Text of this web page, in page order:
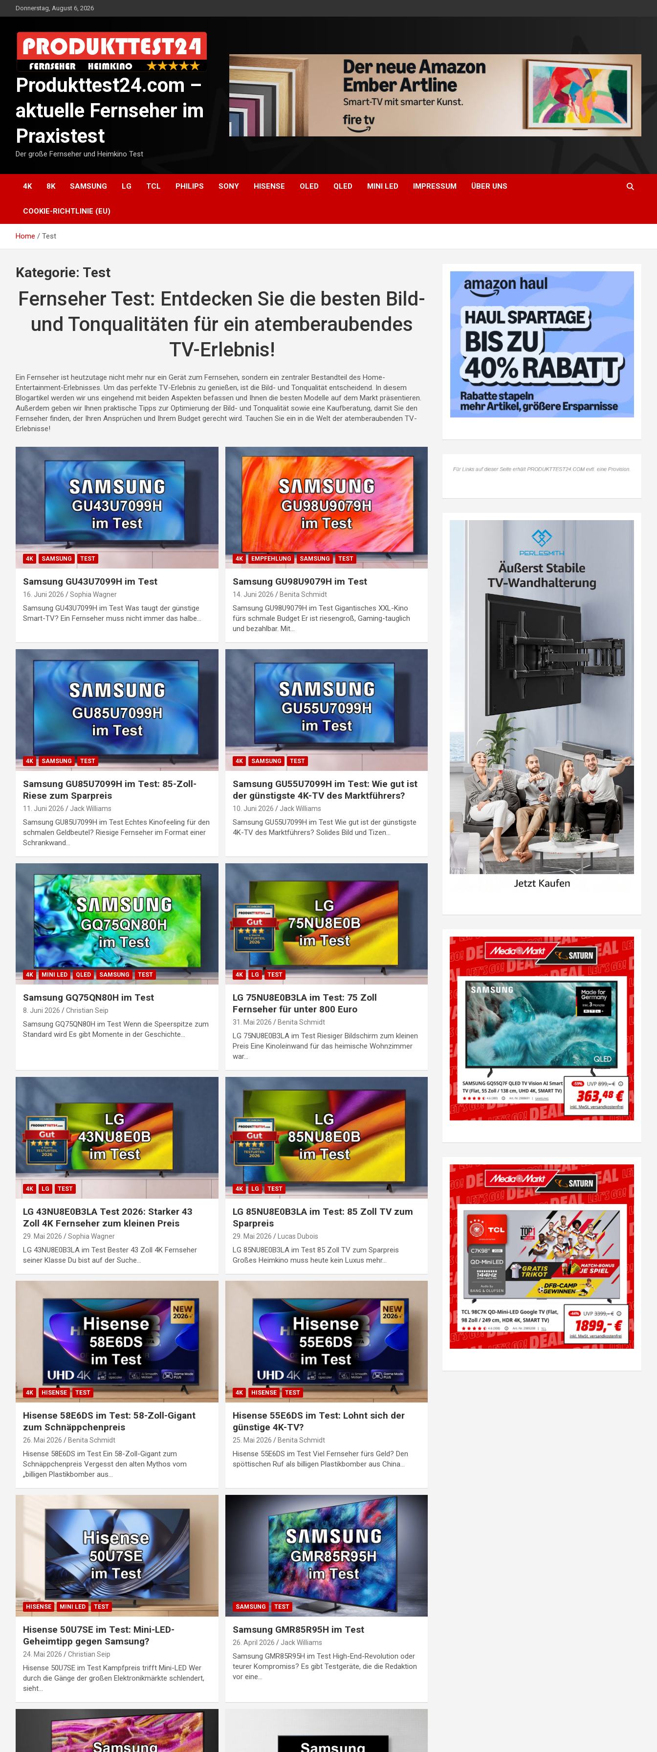
to
Donnerstag, August 6, 2026
Produkttest24.com –
aktuelle Fernseher im
Praxistest
Der große Fernseher und Heimkino Test
4K 8K SAMSUNG LG TCL PHILIPS SONY HISENSE OLED QLED MINI LED IMPRESSUM ÜBER UNS
COOKIE-RICHTLINIE (EU)
Home Test
Kategorie: Test
Fernseher Test: Entdecken Sie die besten Bild-
und Tonqualitäten für ein atemberaubendes
TV-Erlebnis!
Ein Fernseher ist heutzutage nicht mehr nur ein Gerät zum Fernsehen, sondern ein zentraler Bestandteil des Home-
Entertainment-Erlebnisses. Um das perfekte TV-Erlebnis zu genießen, ist die Bild- und Tonqualität entscheidend. In diesem
Blogartikel werden wir uns eingehend mit beiden Aspekten befassen und Ihnen die besten Modelle auf dem Markt präsentieren.
Außerdem geben wir Ihnen praktische Tipps zur Optimierung der Bild- und Tonqualität sowie eine Kaufberatung, damit Sie den
Fernseher finden, der Ihren Ansprüchen und Ihrem Budget gerecht wird. Tauchen Sie ein in die Welt der atemberaubenden TV-
Erlebnisse!
4K SAMSUNG TEST
Samsung GU43U7099H im Test
16. Juni 2026 Sophia Wagner
Samsung GU43U7099H im Test Was taugt der günstige
Smart-TV? Ein Fernseher muss nicht immer das halbe…
4K EMPFEHLUNG SAMSUNG TEST
Samsung GU98U9079H im Test
14. Juni 2026 Benita Schmidt
Samsung GU98U9079H im Test Gigantisches XXL-Kino
fürs schmale Budget Er ist riesengroß, Gaming-tauglich
und bezahlbar. Mit…
4K SAMSUNG TEST
Samsung GU85U7099H im Test: 85-Zoll-
Riese zum Sparpreis
11. Juni 2026 Jack Williams
Samsung GU85U7099H im Test Echtes Kinofeeling für den
schmalen Geldbeutel? Riesige Fernseher im Format einer
Schrankwand…
4K SAMSUNG TEST
Samsung GU55U7099H im Test: Wie gut ist
der günstigste 4K-TV des Marktführers?
10. Juni 2026 Jack Williams
Samsung GU55U7099H im Test Wie gut ist der günstigste
4K-TV des Marktführers? Solides Bild und Tizen…
4K MINI LED QLED SAMSUNG TEST
Samsung GQ75QN80H im Test
8. Juni 2026 Christian Seip
Samsung GQ75QN80H im Test Wenn die Speerspitze zum
Standard wird Es gibt Momente in der Geschichte…
4K LG TEST
LG 75NU8E0B3LA im Test: 75 Zoll
Fernseher für unter 800 Euro
31. Mai 2026 Benita Schmidt
LG 75NU8E0B3LA im Test Riesiger Bildschirm zum kleinen
Preis Eine Kinoleinwand für das heimische Wohnzimmer
war…
4K LG TEST
LG 43NU8E0B3LA Test 2026: Starker 43
Zoll 4K Fernseher zum kleinen Preis
29. Mai 2026 Sophia Wagner
LG 43NU8E0B3LA im Test Bester 43 Zoll 4K Fernseher
seiner Klasse Du bist auf der Suche…
4K LG TEST
LG 85NU8E0B3LA im Test: 85 Zoll TV zum
Sparpreis
29. Mai 2026 Lucas Dubois
LG 85NU8E0B3LA im Test 85 Zoll TV zum Sparpreis
Großes Heimkino muss heute kein Luxus mehr…
4K HISENSE TEST
Hisense 58E6DS im Test: 58-Zoll-Gigant
zum Schnäppchenpreis
26. Mai 2026 Benita Schmidt
Hisense 58E6DS im Test Ein 58-Zoll-Gigant zum
Schnäppchenpreis Vergesst den alten Mythos vom
„billigen Plastikbomber aus…
4K HISENSE TEST
Hisense 55E6DS im Test: Lohnt sich der
günstige 4K-TV?
25. Mai 2026 Benita Schmidt
Hisense 55E6DS im Test Viel Fernseher fürs Geld? Den
spöttischen Ruf als billigen Plastikbomber aus China…
HISENSE MINI LED TEST
Hisense 50U7SE im Test: Mini-LED-
Geheimtipp gegen Samsung?
24. Mai 2026 Christian Seip
Hisense 50U7SE im Test Kampfpreis trifft Mini-LED Wer
durch die Gänge der großen Elektronikmärkte schlendert,
sieht…
SAMSUNG TEST
Samsung GMR85R95H im Test
26. April 2026 Jack Williams
Samsung GMR85R95H im Test High-End-Revolution oder
teurer Kompromiss? Es gibt Testgeräte, die die Redaktion
vor eine…